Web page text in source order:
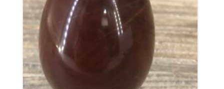
Œuf en Jaspe